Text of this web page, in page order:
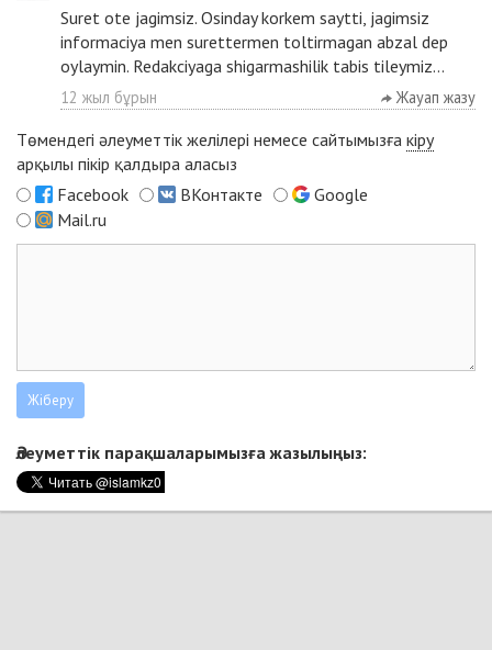
Suret ote jagimsiz. Osinday korkem saytti, jagimsiz
informaciya men surettermen toltirmagan abzal dep
oylaymin. Redakciyaga shigarmashilik tabis tileymiz...
12 жыл бұрын Жауап жазу
Төмендегі әлеуметтік желілері немесе сайтымызға кіру
арқылы пікір қалдыра аласыз
Facebook
ВКонтакте
Google
Mail.ru
Әлеуметтік парақшаларымызға жазылыңыз: